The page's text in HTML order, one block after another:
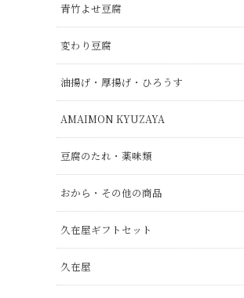
青竹よせ豆腐
変わり豆腐
油揚げ・厚揚げ・ひろうす
AMAIMON KYUZAYA
豆腐のたれ・薬味類
おから・その他の商品
久在屋ギフトセット
久在屋